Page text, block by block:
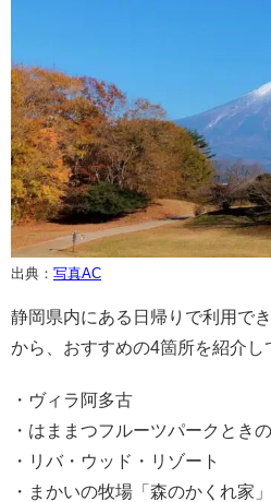
出典： 写真AC
静岡県内にある日帰りで利用で
から、おすすめの4箇所を紹介し
・ヴィラ阿多古
・はままつフルーツパークとき
・リバ・ウッド・リゾート
・まかいの牧場「森のかくれ家」